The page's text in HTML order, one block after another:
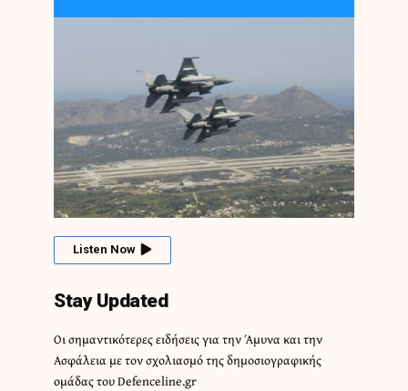
Listen Now
Stay Updated
Οι σημαντικότερες ειδήσεις για την Άμυνα και την
Ασφάλεια με τον σχολιασμό της δημοσιογραφικής
ομάδας του Defenceline.gr